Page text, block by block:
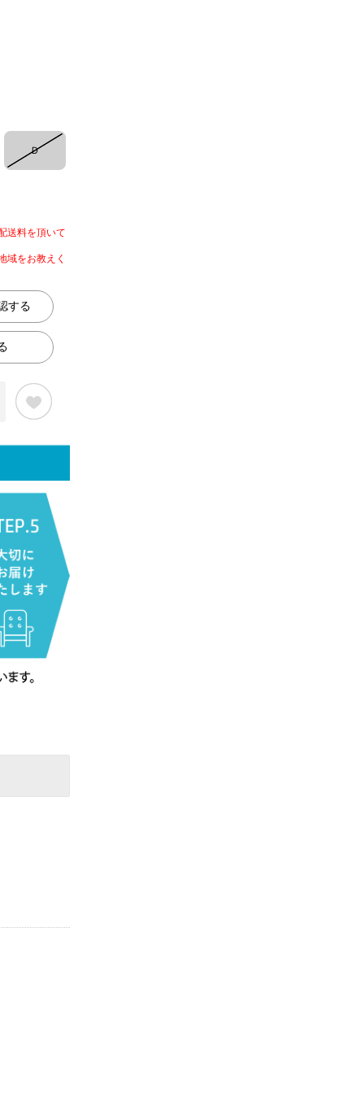
Ｄ
送料を頂いて
域をお教えく